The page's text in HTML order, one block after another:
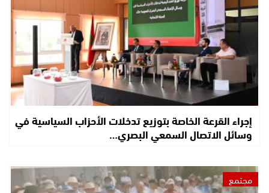
إجراء القرعة الخاصة بتوزيع تدخلات الأحزاب السياسية في
وسائل الاتصال السمعي البصري…
مجتمع